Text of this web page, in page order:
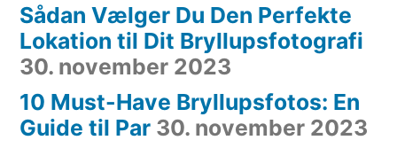
Sådan Vælger Du Den Perfekte
Lokation til Dit Bryllupsfotografi
30. november 2023
10 Must-Have Bryllupsfotos: En
Guide til Par 30. november 2023